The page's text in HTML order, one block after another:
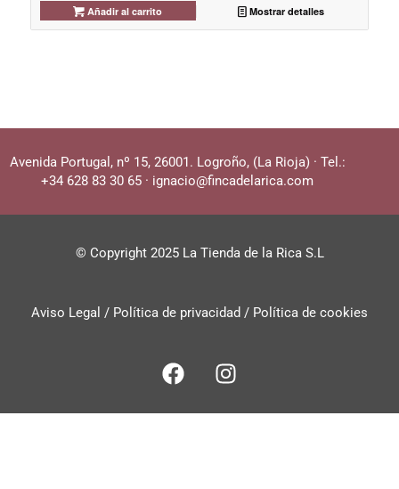
Añadir al carrito Mostrar detalles
Avenida Portugal, nº 15, 26001. Logroño, (La Rioja)· Tel.:
+34 628 83 30 65 · ignacio@fincadelarica.com
© Copyright 2025 La Tienda de la Rica S.L
Aviso Legal / Política de privacidad / Política de cookies